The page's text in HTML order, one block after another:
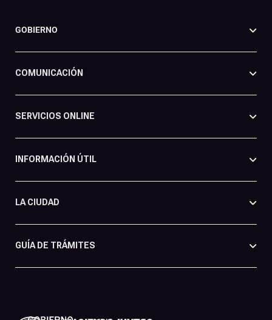
GOBIERNO
COMUNICACIÓN
SERVICIOS ONLINE
INFORMACIÓN ÚTIL
LA CIUDAD
GUÍA DE TRÁMITES